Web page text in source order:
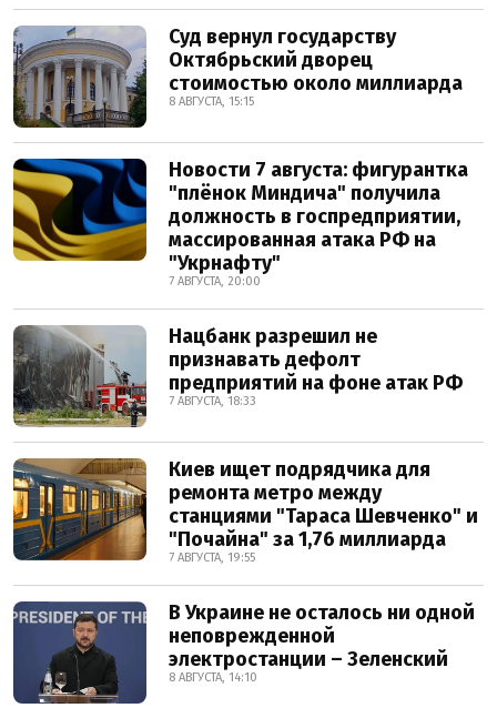
Суд вернул государству
Октябрьский дворец
стоимостью около миллиарда
8 АВГУСТА, 15:15
Новости 7 августа: фигурантка
"плёнок Миндича" получила
должность в госпредприятии,
массированная атака РФ на
"Укрнафту"
7 АВГУСТА, 20:00
Нацбанк разрешил не
признавать дефолт
предприятий на фоне атак РФ
7 АВГУСТА, 18:33
Киев ищет подрядчика для
ремонта метро между
станциями "Тараса Шевченко" и
"Почайна" за 1,76 миллиарда
7 АВГУСТА, 19:55
В Украине не осталось ни одной
неповрежденной
электростанции – Зеленский
8 АВГУСТА, 14:10